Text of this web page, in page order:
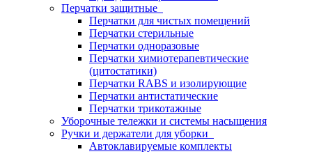
Перчатки защитные
Перчатки для чистых помещений
Перчатки стерильные
Перчатки одноразовые
Перчатки химиотерапевтические
(цитостатики)
Перчатки RABS и изолирующие
Перчатки антистатические
Перчатки трикотажные
Уборочные тележки и системы насыщения
Ручки и держатели для уборки
Автоклавируемые комплекты